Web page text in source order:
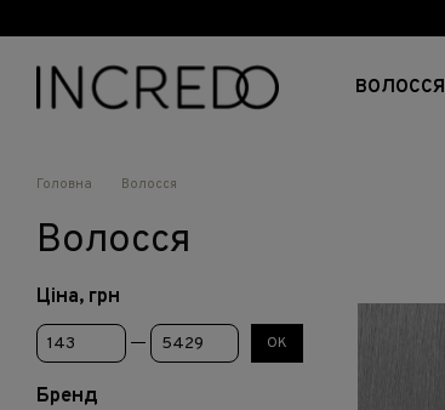
ВОЛОССЯ
Головна Волосся
Волосся
Ціна, грн
Від Ціна, грн
До Ціна, грн ОК
Бренд